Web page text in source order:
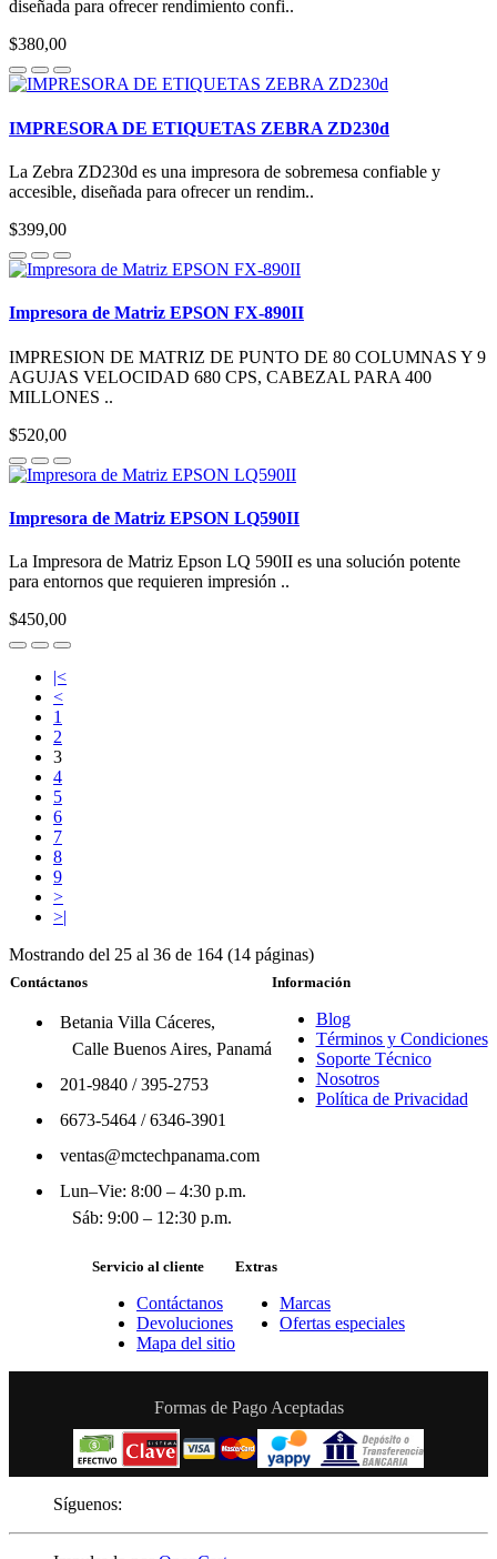
diseñada para ofrecer rendimiento confi..
$380,00
IMPRESORA DE ETIQUETAS ZEBRA ZD230d
La Zebra ZD230d es una impresora de sobremesa confiable y
accesible, diseñada para ofrecer un rendim..
$399,00
Impresora de Matriz EPSON FX-890II
IMPRESION DE MATRIZ DE PUNTO DE 80 COLUMNAS Y 9
AGUJAS VELOCIDAD 680 CPS, CABEZAL PARA 400
MILLONES ..
$520,00
Impresora de Matriz EPSON LQ590II
La Impresora de Matriz Epson LQ 590II es una solución potente
para entornos que requieren impresión ..
$450,00
|<
<
1
2
3
4
5
6
7
8
9
>
>|
Mostrando del 25 al 36 de 164 (14 páginas)
Contáctanos
Betania Villa Cáceres,
Calle Buenos Aires, Panamá
201-9840/395-2753
6673-5464/6346-3901
ventas@mctechpanama.com
Lun–Vie: 8:00 – 4:30 p.m.
Sáb: 9:00 – 12:30 p.m.
Información
Blog
Términos y Condiciones
Soporte Técnico
Nosotros
Política de Privacidad
Servicio al cliente
Contáctanos
Devoluciones
Mapa del sitio
Extras
Marcas
Ofertas especiales
Formas de Pago Aceptadas
Síguenos: